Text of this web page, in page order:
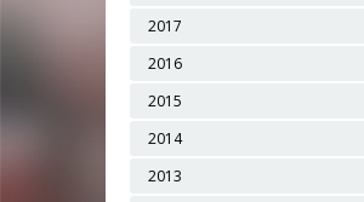
2017
2016
2015
2014
2013